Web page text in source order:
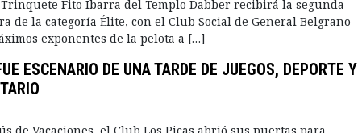
Fito Ibarra del Templo Dabber recibirá la segunda
de la categoría Élite, con el Club Social de General Belgrano
exponentes de la pelota a […]
ESCENARIO DE UNA TARDE DE JUEGOS, DEPORTE Y